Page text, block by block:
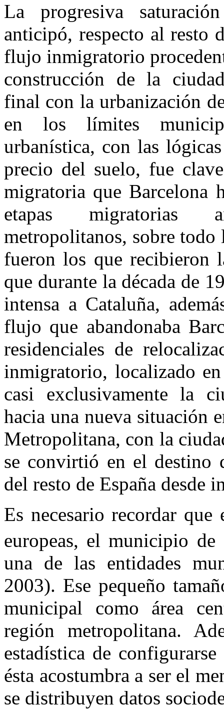
La progresiva
anticipó, respecto al resto
flujo inmigratorio
construcción de la
final con la urbanización
en los límites
urbanística, con las
precio del suelo, fue
migratoria que Barcelona
etapas migratorias
metropolitanos, sobre todo
fueron los que recibieron
que durante la década de
intensa a Cataluña,
flujo que abandonaba
residenciales de
inmigratorio, localizado
casi exclusivamente la
hacia una nueva situación
Metropolitana, con la
se convirtió en el destino
del resto de España desde
Es necesario recordar que
europeas, el municipio
una de las entidades
2003). Ese pequeño
municipal como área
región metropolitana.
estadística de
ésta acostumbra a ser el
se distribuyen datos